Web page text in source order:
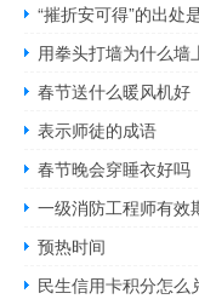
“摧折安可得”的出处
用拳头打墙为什么墙
春节送什么暖风机好
表示师徒的成语
春节晚会穿睡衣好吗
一级消防工程师有效
预热时间
民生信用卡积分怎么